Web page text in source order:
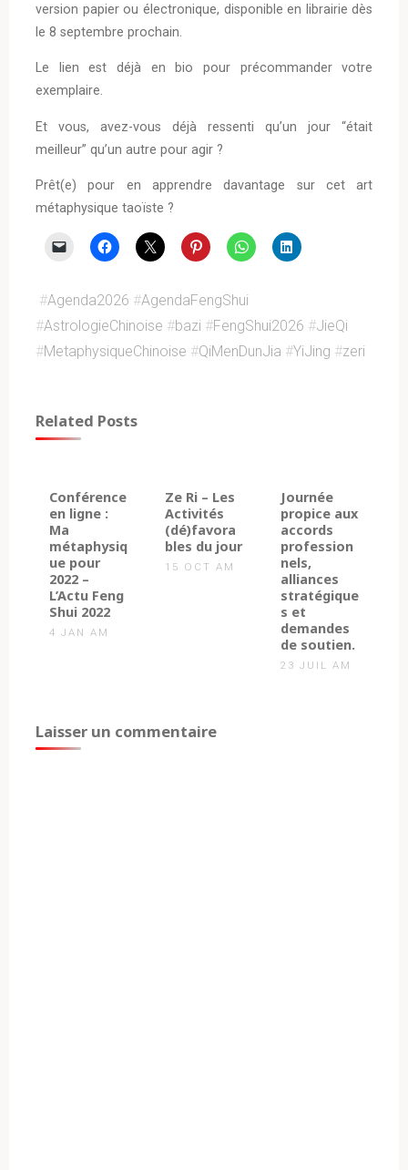
version papier ou électronique, disponible en librairie dès
le 8 septembre prochain.
Le lien est déjà en bio pour précommander votre
exemplaire.
Et vous, avez-vous déjà ressenti qu’un jour “était
meilleur” qu’un autre pour agir ?
Prêt(e) pour en apprendre davantage sur cet art
métaphysique taoïste ?
#Agenda2026 #AgendaFengShui
#AstrologieChinoise #bazi #FengShui2026 #JieQi
#MetaphysiqueChinoise #QiMenDunJia #YiJing #zeri
Related Posts
2
Conférence
en ligne :
Ma
métaphysiq
ue pour
2022 –
L’Actu Feng
Shui 2022
4 JAN AM
0
Ze Ri – Les
Activités
(dé)favora
bles du jour
15 OCT AM
2
Journée
propice aux
accords
profession
nels,
alliances
stratégique
s et
demandes
de soutien.
23 JUIL AM
Laisser un commentaire